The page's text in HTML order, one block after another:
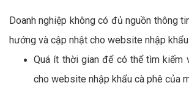
Doanh nghiệp không có đủ nguồn thông
hướng và cập nhật cho website nhập
Quá ít thời gian để có thể tìm kiếm
cho website nhập khẩu cà phê của